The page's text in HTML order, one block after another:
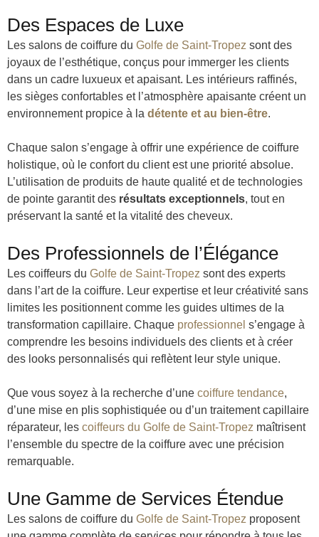
Des Espaces de Luxe
Les salons de coiffure du Golfe de Saint-Tropez sont des
joyaux de l’esthétique, conçus pour immerger les clients
dans un cadre luxueux et apaisant. Les intérieurs raffinés,
les sièges confortables et l’atmosphère apaisante créent un
environnement propice à la détente et au bien-être.
Chaque salon s’engage à offrir une expérience de coiffure
holistique, où le confort du client est une priorité absolue.
L’utilisation de produits de haute qualité et de technologies
de pointe garantit des résultats exceptionnels, tout en
préservant la santé et la vitalité des cheveux.
Des Professionnels de l’Élégance
Les coiffeurs du Golfe de Saint-Tropez sont des experts
dans l’art de la coiffure. Leur expertise et leur créativité sans
limites les positionnent comme les guides ultimes de la
transformation capillaire. Chaque professionnel s’engage à
comprendre les besoins individuels des clients et à créer
des looks personnalisés qui reflètent leur style unique.
Que vous soyez à la recherche d’une coiffure tendance,
d’une mise en plis sophistiquée ou d’un traitement capillaire
réparateur, les coiffeurs du Golfe de Saint-Tropez maîtrisent
l’ensemble du spectre de la coiffure avec une précision
remarquable.
Une Gamme de Services Étendue
Les salons de coiffure du Golfe de Saint-Tropez proposent